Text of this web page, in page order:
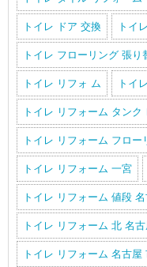
トイレ ドア 交換 トイ
トイレ フローリング 張り
トイレ リフォ ム トイ
トイレ リフォーム タンク
トイレ リフォーム フロー
トイレ リフォーム 一宮
トイレ リフォーム 値段
トイレ リフォーム 北 名
トイレ リフォーム 名古屋